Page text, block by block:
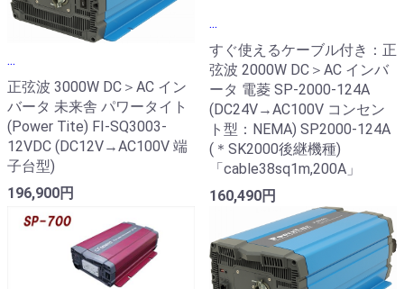
...
正弦波 3000W DC＞AC イン
バータ 未来舎 パワータイト
(Power Tite) FI-SQ3003-
12VDC (DC12V→AC100V 端
子台型)
196,900円
...
すぐ使えるケーブル付き：正
弦波 2000W DC＞AC インバ
ータ 電菱 SP-2000-124A
(DC24V→AC100V コンセン
ト型：NEMA) SP2000-124A
(＊SK2000後継機種)
「cable38sq1m,200A」
160,490円